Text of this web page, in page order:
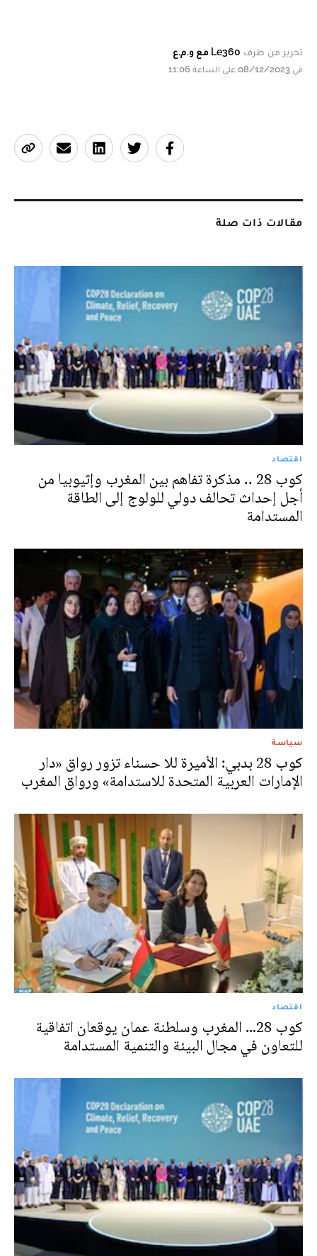
تحرير من طرف Le360 مع و.م.ع
في 08/12/2023 على الساعة 11:06
مقالات ذات صلة
اقتصاد
كوب 28 .. مذكرة تفاهم بين المغرب وإثيوبيا من
أجل إحداث تحالف دولي للولوج إلى الطاقة
المستدامة
سياسة
كوب 28 بدبي: الأميرة للا حسناء تزور رواق «دار
الإمارات العربية المتحدة للاستدامة» ورواق المغرب
اقتصاد
كوب 28… المغرب وسلطنة عمان يوقعان اتفاقية
للتعاون في مجال البيئة والتنمية المستدامة